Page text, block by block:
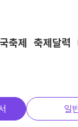
축제 축제달력
일